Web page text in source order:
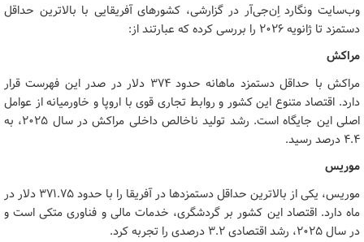
وب‌سایت ونگارد اِن‌جی‌آر در گزارشی، کشورهای آفریقایی با بالاترین حداقل
دستمزد تا ژانویه ۲۰۲۶ را بررسی کرده که عبارتند از:
مراکش
مراکش با حداقل دستمزد ماهانه حدود ۳۷۴ دلار در صدر این فهرست قرار
دارد. اقتصاد متنوع این کشور و روابط تجاری قوی با اروپا و خاورمیانه از عوامل
اصلی این جایگاه است. رشد تولید ناخالص داخلی مراکش در سال ۲۰۲۵، به
۴.۴ درصد رسید.
موریس
موریس، یکی از بالاترین حداقل دستمزدها در آفریقا را با حدود ۳۷۱.۷۵ دلار در
ماه دارد. اقتصاد این کشور بر گردشگری، خدمات مالی و فناوری متکی است و
در سال ۲۰۲۵، رشد اقتصادی ۳.۲ درصدی را تجربه کرد.